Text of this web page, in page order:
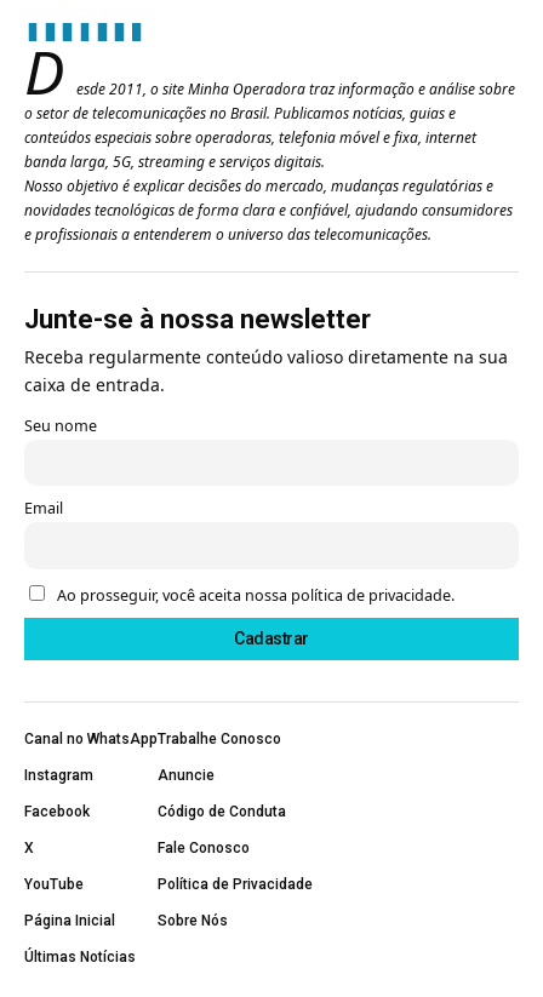
D
esde 2011, o site Minha Operadora traz informação e análise sobre
o setor de telecomunicações no Brasil. Publicamos notícias, guias e
conteúdos especiais sobre operadoras, telefonia móvel e fixa, internet
banda larga, 5G, streaming e serviços digitais.
Nosso objetivo é explicar decisões do mercado, mudanças regulatórias e
novidades tecnológicas de forma clara e confiável, ajudando consumidores
e profissionais a entenderem o universo das telecomunicações.
Junte-se à nossa newsletter
Receba regularmente conteúdo valioso diretamente na sua
caixa de entrada.
Seu nome
Email
Ao prosseguir, você aceita nossa política de privacidade.
Canal no WhatsApp
Instagram
Facebook
X
YouTube
Página Inicial
Últimas Notícias
Trabalhe Conosco
Anuncie
Código de Conduta
Fale Conosco
Política de Privacidade
Sobre Nós